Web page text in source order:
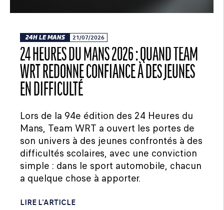
24H LE MANS 21/07/2026
24 HEURES DU MANS 2026 : QUAND TEAM
WRT REDONNE CONFIANCE À DES JEUNES
EN DIFFICULTÉ
Lors de la 94e édition des 24 Heures du
Mans, Team WRT a ouvert les portes de
son univers à des jeunes confrontés à des
difficultés scolaires, avec une conviction
simple : dans le sport automobile, chacun
a quelque chose à apporter.
LIRE L'ARTICLE